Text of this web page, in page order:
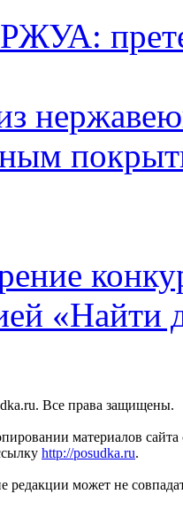
«Найти
Все права защищены.
материалов сайта
http://posudka.ru.
редакции может не